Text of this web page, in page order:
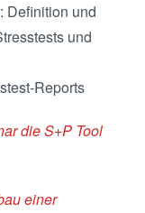
Definition und
und
Reports
die S+P Tool
einer